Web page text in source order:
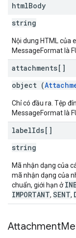
htmlBody
string
Nội dung HTML của
MessageFormat là
attachments[]
object (
Chỉ có đầu ra. Tệp
MessageFormat là
labelIds[]
string
Mã nhận dạng của
mã nhận dạng của
chuẩn, giới hạn ở
IMPORTANT, SENT,
Attachment